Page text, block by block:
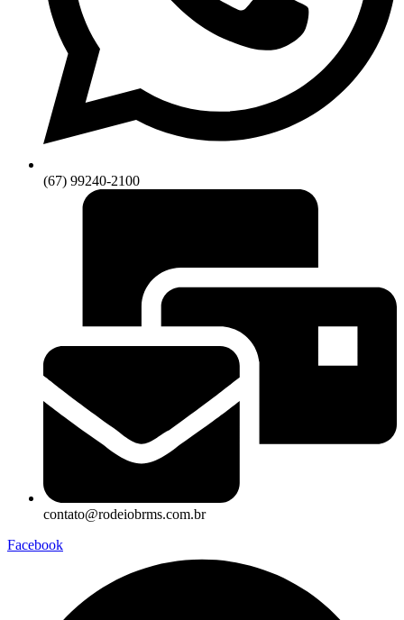
(67) 99240-2100
contato@rodeiobrms.com.br
Facebook